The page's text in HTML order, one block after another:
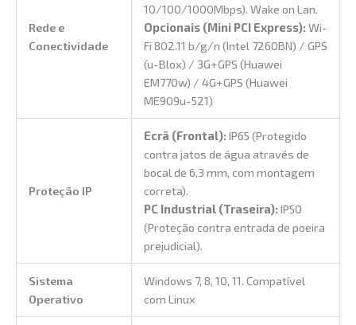
Rede e
Conectividade
10/100/1000Mbps). Wake on Lan.
Opcionais (Mini PCI Express):Wi-
Fi 802.11 b/g/n (Intel 7260BN) / GPS
(u-Blox) / 3G+GPS (Huawei
EM770w) / 4G+GPS (Huawei
ME909u-521)
Proteção IP
Ecrã (Frontal):IP65 (Protegido
contra jatos de água através de
bocal de 6,3 mm, com montagem
correta).
PC Industrial (Traseira):IP50
(Proteção contra entrada de poeira
prejudicial).
Sistema
Operativo
Windows 7, 8, 10, 11. Compatível
com Linux